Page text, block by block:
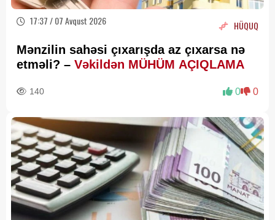
17:37 / 07 Avqust 2026 HÜQUQ
Mənzilin sahəsi çıxarışda az çıxarsa nə
etməli? – Vəkildən MÜHÜM AÇIQLAMA
140 0 0